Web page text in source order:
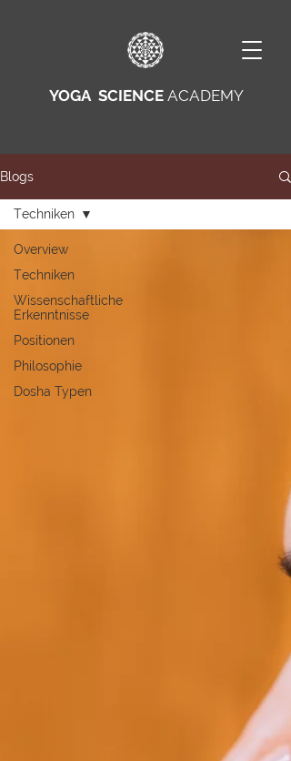
YOGA SCIENCE ACADEMY
Blogs
Overview
Techniken
Wissenschaftliche
Erkenntnisse
Positionen
Philosophie
Dosha Typen
Techniken